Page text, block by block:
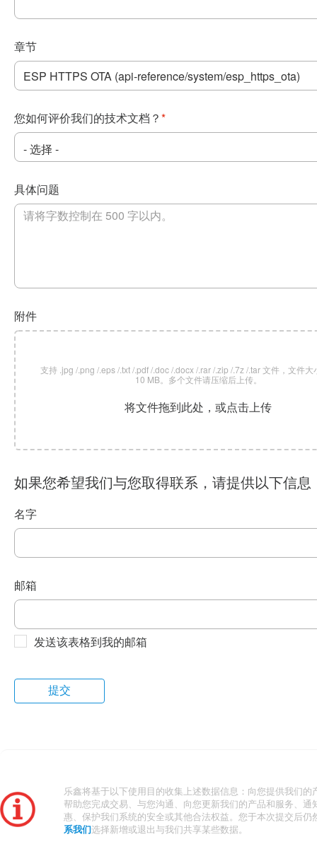
章节
您如何评价我们的技术文档？ *
具体问题
附件
支持 .jpg /.png /.eps /.txt /.pdf /.doc /.docx /.rar /.zip /.7z /.tar 文件，文件大
10 MB。多个文件请压缩后上传。
将文件拖到此处，或点击上传
如果您希望我们与您取得联系，请提供以下信息
名字
邮箱
发送该表格到我的邮箱
乐鑫将基于以下使用目的收集上述数据信息：向您提供我们的
帮助您完成交易、与您沟通、向您更新我们的产品和服务、通
惠、保护我们系统的安全或其他合法权益。您于本次提交后仍
系我们 选择新增或退出与我们共享某些数据。